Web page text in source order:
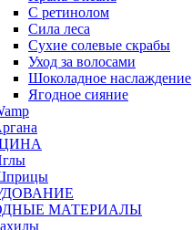
С ретинолом
Сила леса
Сухие солевые скрабы
Уход за волосами
Шоколадное наслаждение
Ягодное сияние
МАТЕРИАЛЫ